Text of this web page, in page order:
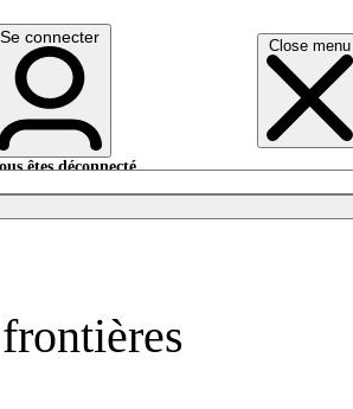
Close menu
English
Se connecter
êtes déconnecté.